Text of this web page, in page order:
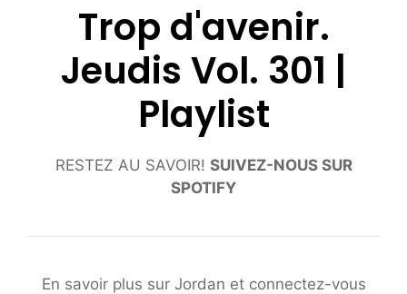
Trop d'avenir.
Jeudis Vol. 301 |
Playlist
RESTEZ AU SAVOIR! SUIVEZ-NOUS SUR
SPOTIFY
En savoir plus sur Jordan et connectez-vous